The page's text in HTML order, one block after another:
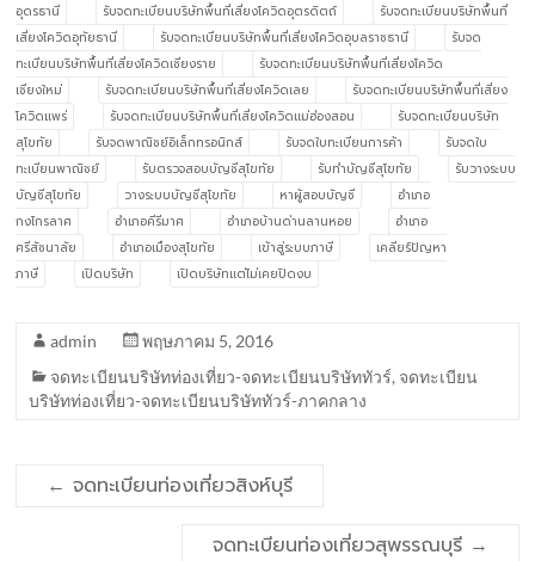
อุดรธานี
รับจดทะเบียนบริษัทพื้นที่เสี่ยงโควิดอุตรดิตถ์
รับจดทะเบียนบริษัทพื้นที่
เสี่ยงโควิดอุทัยธานี
รับจดทะเบียนบริษัทพื้นที่เสี่ยงโควิดอุบลราชธานี
รับจด
ทะเบียนบริษัทพื้นที่เสี่ยงโควิดเชียงราย
รับจดทะเบียนบริษัทพื้นที่เสี่ยงโควิด
เชียงใหม่
รับจดทะเบียนบริษัทพื้นที่เสี่ยงโควิดเลย
รับจดทะเบียนบริษัทพื้นที่เสี่ยง
โควิดแพร่
รับจดทะเบียนบริษัทพื้นที่เสี่ยงโควิดแม่ฮ่องสอน
รับจดทะเบียนบริษัท
สุโขทัย
รับจดพาณิชย์อิเล็กทรอนิกส์ รับจดใบทะเบียนการค้า
รับจดใบ
ทะเบียนพาณิชย์
รับตรวจสอบบัญชีสุโขทัย รับทำบัญชีสุโขทัย
รับวางระบบ
บัญชีสุโขทัย
วางระบบบัญชีสุโขทัย หาผู้สอบบัญชี
อำเภอ
กงไกรลาศ
อำเภอคีรีมาศ อำเภอบ้านด่านลานหอย
อำเภอ
ศรีสัชนาลัย
อำเภอเมืองสุโขทัย เข้าสู่ระบบภาษี
เคลียร์ปัญหา
ภาษี
เปิดบริษัท เปิดบริษัทแต่ไม่เคยปิดงบ
admin
พฤษภาคม 5, 2016
จดทะเบียนบริษัทท่องเที่ยว-จดทะเบียนบริษัททัวร์, จดทะเบียน
บริษัทท่องเที่ยว-จดทะเบียนบริษัททัวร์-ภาคกลาง
← จดทะเบียนท่องเที่ยวสิงห์บุรี
จดทะเบียนท่องเที่ยวสุพรรณบุรี →